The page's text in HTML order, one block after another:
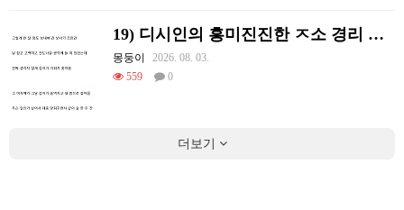
19) 디시인의 흥미진진한 ㅈ소 경리 ㄸ먹은 썰
몽둥이
2026. 08. 03.
559
0
더보기